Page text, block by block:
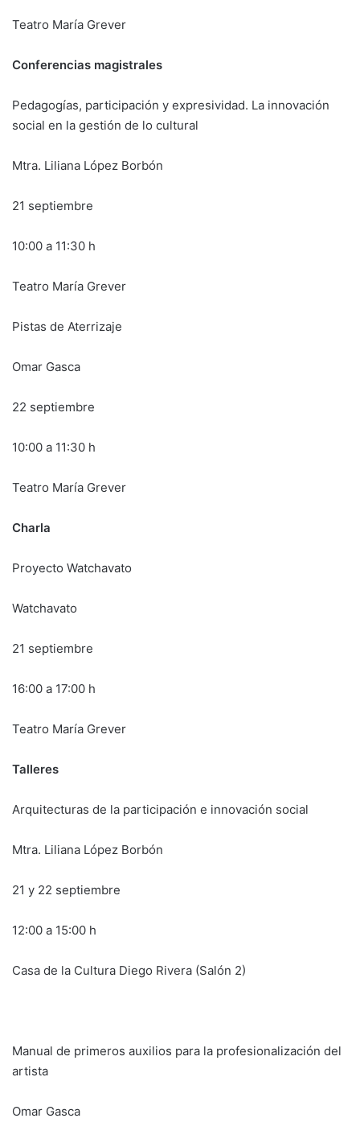
Teatro María Grever
Conferencias magistrales
Pedagogías, participación y expresividad. La innovación
social en la gestión de lo cultural
Mtra. Liliana López Borbón
21 septiembre
10:00 a 11:30 h
Teatro María Grever
Pistas de Aterrizaje
Omar Gasca
22 septiembre
10:00 a 11:30 h
Teatro María Grever
Charla
Proyecto Watchavato
Watchavato
21 septiembre
16:00 a 17:00 h
Teatro María Grever
Talleres
Arquitecturas de la participación e innovación social
Mtra. Liliana López Borbón
21 y 22 septiembre
12:00 a 15:00 h
Casa de la Cultura Diego Rivera (Salón 2)
Manual de primeros auxilios para la profesionalización del
artista
Omar Gasca